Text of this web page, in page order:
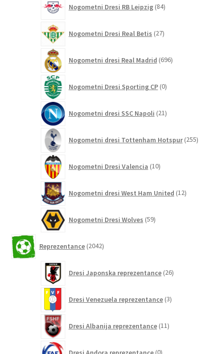
Nogometni Dresi RB Leipzig 84izdelkov
Nogometni Dresi Real Betis 27izdelkov
Nogometni dresi Real Madrid 696izdelkov
Nogometni Dresi Sporting CP 0izdelkov
Nogometni dresi SSC Napoli 21izdelkov
Nogometni dresi Tottenham Hotspur 255
Nogometni Dresi Valencia 10izdelkov
Nogometni dresi West Ham United 12izdelkov
Nogometni Dresi Wolves 59izdelkov
Reprezentance 2042izdelkov
Dresi Japonska reprezentance 26izdelkov
Dresi Venezuela reprezentance 3izdelki
Dresi Albanija reprezentance 11izdelkov